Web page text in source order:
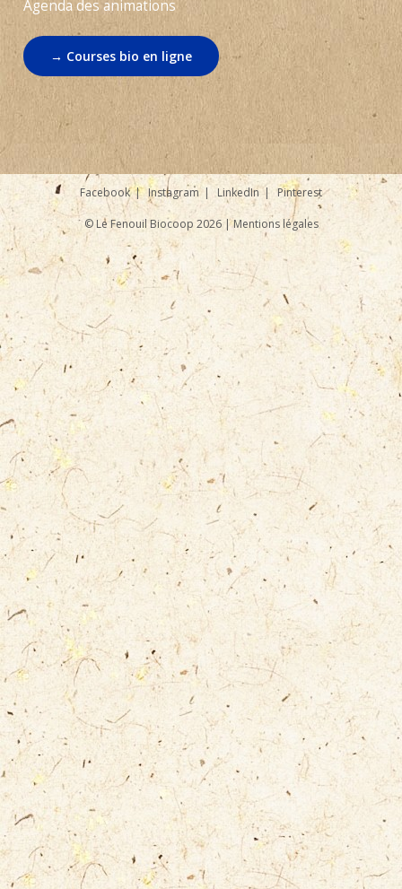
Agenda des animations
→ Courses bio en ligne
Facebook Instagram LinkedIn Pinterest
© Le Fenouil Biocoop 2026 |Mentions légales